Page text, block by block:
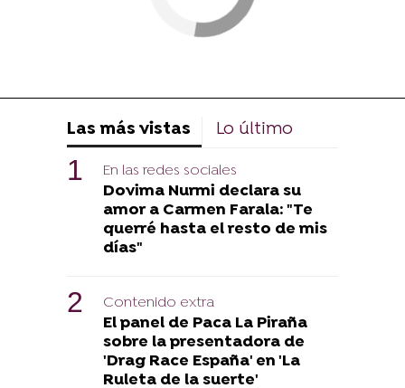
Las más vistas Lo último
En las redes sociales
Dovima Nurmi declara su
amor a Carmen Farala: "Te
querré hasta el resto de mis
días"
Contenido extra
El panel de Paca La Piraña
sobre la presentadora de
'Drag Race España' en 'La
Ruleta de la suerte'